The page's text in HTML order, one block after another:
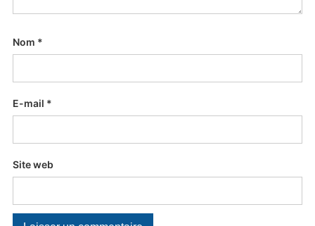
Nom *
E-mail *
Site web